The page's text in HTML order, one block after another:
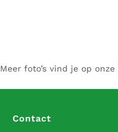
Meer foto’s vind je op onze
Contact